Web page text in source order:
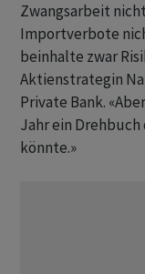
Zwangsarbeit
Importverbote
beinhalte zwar
Aktienstrategin
Private Bank.
Jahr ein
könnte.»